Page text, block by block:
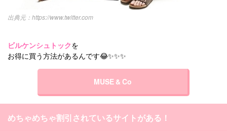
https://www.twitter.com
ビルケンシュトックを
お得に買う方法があるんです😂✨✨✨
MUSE & Co
めちゃめちゃ割引されているサイトがある！